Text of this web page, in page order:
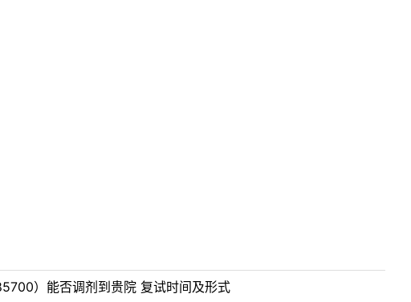
）能否调剂到贵院 复试时间及形式